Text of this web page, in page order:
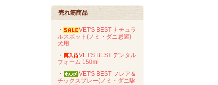
売れ筋商品
・
VET'S BEST ナチュラ
ルスポット(ノミ・ダニ忌避)
犬用
・
VET'S BEST デンタル
フォーム 150ml
・
VET'S BEST フレア＆
チックスプレー(ノミ・ダニ駆